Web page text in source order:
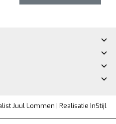
Juul Lommen | Realisatie InStijl